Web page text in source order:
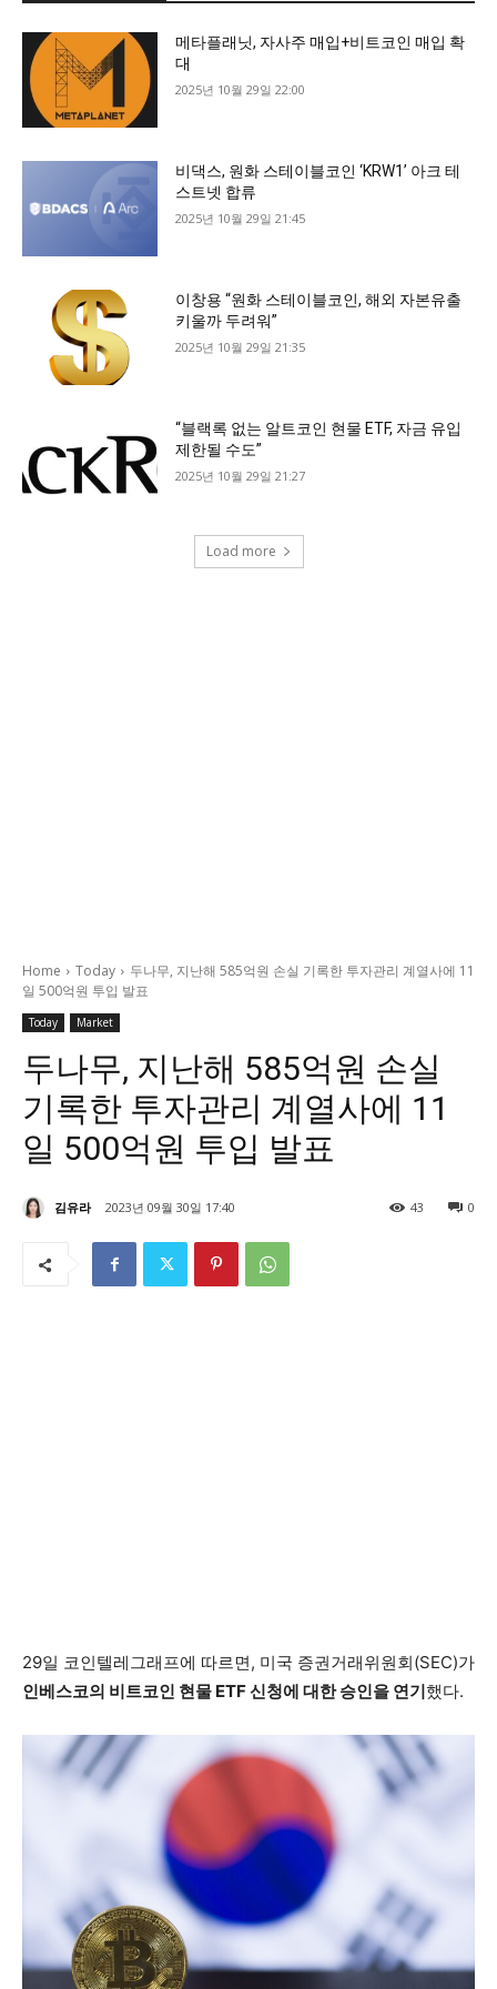
메타플래닛, 자사주 매입+비트코인 매입 확
대
2025년 10월 29일 22:00
비댁스, 원화 스테이블코인 ‘KRW1’ 아크 테
스트넷 합류
2025년 10월 29일 21:45
이창용 “원화 스테이블코인, 해외 자본유출
키울까 두려워”
2025년 10월 29일 21:35
“블랙록 없는 알트코인 현물 ETF, 자금 유입
제한될 수도”
2025년 10월 29일 21:27
Load more